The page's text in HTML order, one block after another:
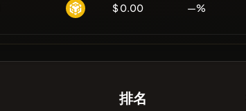
$ 0.00 —%
排名